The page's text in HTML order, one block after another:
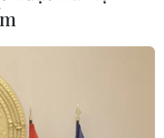
định sử dụng
cáo